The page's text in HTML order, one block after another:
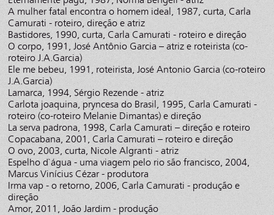
A mulher fatal encontra o homem ideal, 1987, curta, Carla
Camurati - roteiro, direção e atriz
Bastidores, 1990, curta, Carla Camurati - roteiro e direção
O corpo, 1991, José Antônio Garcia – atriz e roteirista (co-
roteiro J.A.Garcia)
Ele me bebeu, 1991, roteirista, José Antonio Garcia (co-roteiro
J.A.Garcia)
Lamarca, 1994, Sérgio Rezende - atriz
Carlota joaquina, pryncesa do Brasil, 1995, Carla Camurati -
roteiro (co-roteiro Melanie Dimantas) e direção
La serva padrona, 1998, Carla Camurati – direção e roteiro
Copacabana, 2001, Carla Camurati – roteiro e direção
O ovo, 2003, curta, Nicole Algranti - atriz
Espelho d`água - uma viagem pelo rio são francisco, 2004,
Marcus Vinícius Cézar - produtora
Irma vap - o retorno, 2006, Carla Camurati - produção e
direção
Amor, 2011, João Jardim - produção